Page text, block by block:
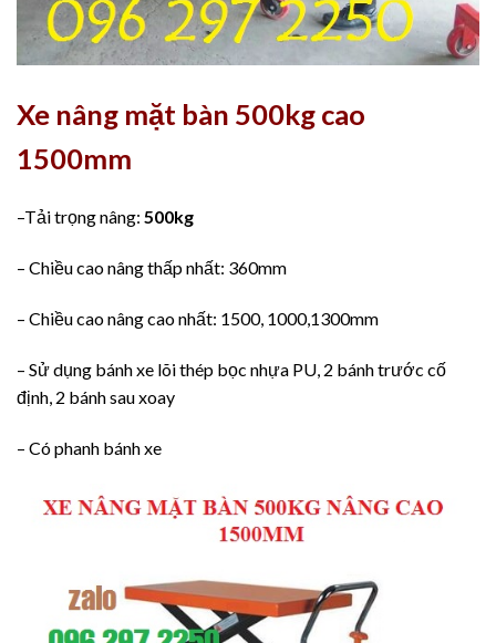
Xe nâng mặt bàn 500kg cao
1500mm
–Tải trọng nâng: 500kg
– Chiều cao nâng thấp nhất: 360mm
– Chiều cao nâng cao nhất: 1500, 1000,1300mm
– Sử dụng bánh xe lõi thép bọc nhựa PU, 2 bánh trước cố
định, 2 bánh sau xoay
– Có phanh bánh xe